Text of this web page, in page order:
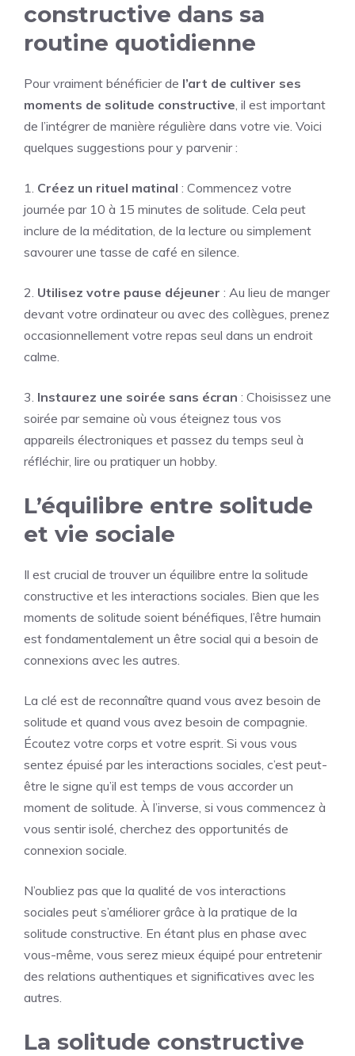
constructive dans sa
routine quotidienne
Pour vraiment bénéficier de l’art de cultiver ses
moments de solitude constructive, il est important
de l’intégrer de manière régulière dans votre vie. Voici
quelques suggestions pour y parvenir :
1. Créez un rituel matinal : Commencez votre
journée par 10 à 15 minutes de solitude. Cela peut
inclure de la méditation, de la lecture ou simplement
savourer une tasse de café en silence.
2. Utilisez votre pause déjeuner : Au lieu de manger
devant votre ordinateur ou avec des collègues, prenez
occasionnellement votre repas seul dans un endroit
calme.
3. Instaurez une soirée sans écran : Choisissez une
soirée par semaine où vous éteignez tous vos
appareils électroniques et passez du temps seul à
réfléchir, lire ou pratiquer un hobby.
L’équilibre entre solitude
et vie sociale
Il est crucial de trouver un équilibre entre la solitude
constructive et les interactions sociales. Bien que les
moments de solitude soient bénéfiques, l’être humain
est fondamentalement un être social qui a besoin de
connexions avec les autres.
La clé est de reconnaître quand vous avez besoin de
solitude et quand vous avez besoin de compagnie.
Écoutez votre corps et votre esprit. Si vous vous
sentez épuisé par les interactions sociales, c’est peut-
être le signe qu’il est temps de vous accorder un
moment de solitude. À l’inverse, si vous commencez à
vous sentir isolé, cherchez des opportunités de
connexion sociale.
N’oubliez pas que la qualité de vos interactions
sociales peut s’améliorer grâce à la pratique de la
solitude constructive. En étant plus en phase avec
vous-même, vous serez mieux équipé pour entretenir
des relations authentiques et significatives avec les
autres.
La solitude constructive